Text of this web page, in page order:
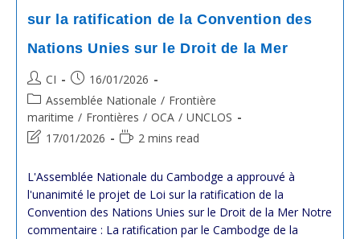
sur la ratification de la Convention des
Nations Unies sur le Droit de la Mer
Post
author:
CI
Post
published:
16/01/2026
Post
category:
Assemblée Nationale / Frontière
maritime / Frontières / OCA / UNCLOS
Post
modified:
17/01/2026
Reading2 mins read
L'Assemblée Nationale du Cambodge a approuvé à
l'unanimité le projet de Loi sur la ratification de la
Convention des Nations Unies sur le Droit de la Mer Notre
commentaire : La ratification par le Cambodge de la